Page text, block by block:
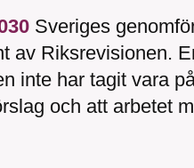
Sveriges
av Riksrevisionen.
inte har tagit vara
och att arbetet